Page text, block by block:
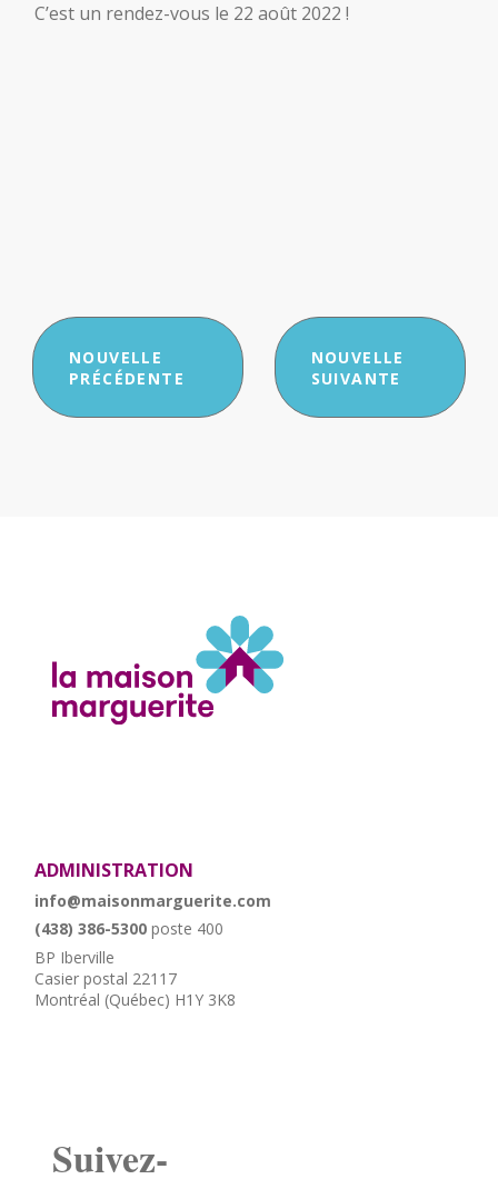
C’est un rendez-vous le 22 août 2022 !
Navigation
de
NOUVELLE
PRÉCÉDENTE
NOUVELLE
SUIVANTE
ADMINISTRATION
info@maisonmarguerite.com
(438) 386-5300 poste 400
BP Iberville
Casier postal 22117
Montréal (Québec) H1Y 3K8
Suivez-